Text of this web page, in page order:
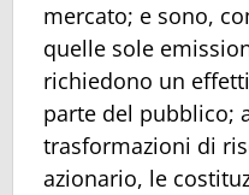
mercato; e sono,
quelle sole
richiedono un
parte del pubblico;
trasformazioni di
azionario, le